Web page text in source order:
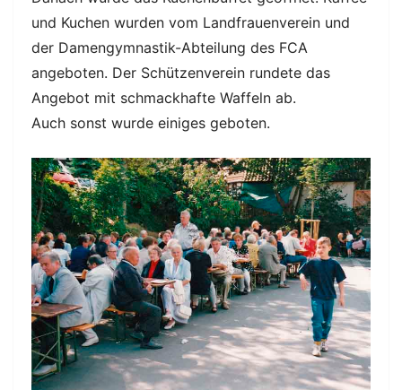
und Kuchen wurden vom Landfrauenverein und
der Damengymnastik-Abteilung des FCA
angeboten. Der Schützenverein rundete das
Angebot mit schmackhafte Waffeln ab.
Auch sonst wurde einiges geboten.